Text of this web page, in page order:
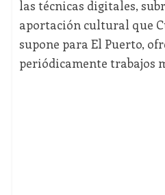
las técnicas digitales,
aportación cultural que
supone para El Puerto,
periódicamente trabajos